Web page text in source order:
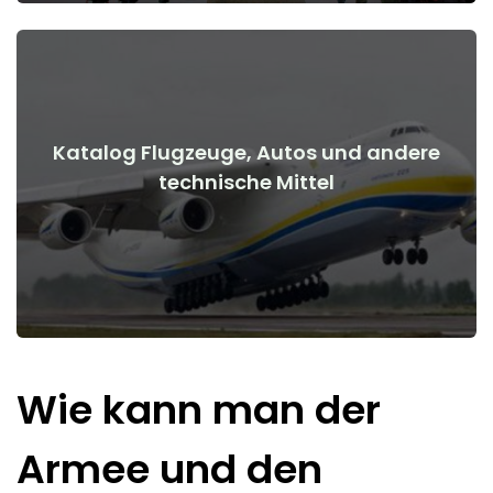
Katalog Flugzeuge, Autos und andere
technische Mittel
Flugzeuge, Autos, technische Mittel vor und nach
Kriegsbeginn
Details anzeigen
Wie kann man der
Armee und den